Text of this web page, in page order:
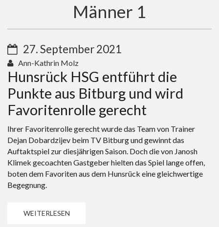
Männer 1
27. September 2021
Ann-Kathrin Molz
Hunsrück HSG entführt die
Punkte aus Bitburg und wird
Favoritenrolle gerecht
Ihrer Favoritenrolle gerecht wurde das Team von Trainer
Dejan Dobardzijev beim TV Bitburg und gewinnt das
Auftaktspiel zur diesjährigen Saison. Doch die von Janosh
Klimek gecoachten Gastgeber hielten das Spiel lange offen,
boten dem Favoriten aus dem Hunsrück eine gleichwertige
Begegnung.
WEITERLESEN